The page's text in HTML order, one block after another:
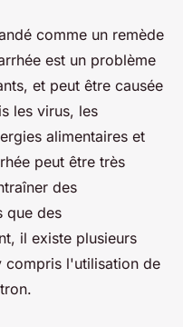
comme un remède
est un problème
et peut être causée
les virus, les
alimentaires et
peut être très
des
que des
il existe plusieurs
compris l'utilisation de